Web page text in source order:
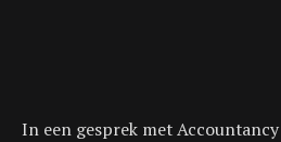
In een gesprek met